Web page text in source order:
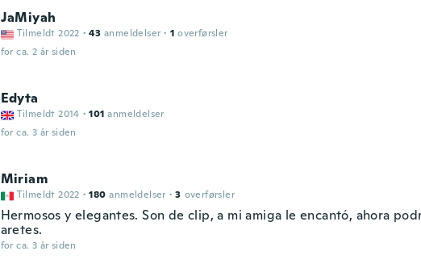
JaMiyah
Tilmeldt 2022 · 43 anmeldelser · 1 overførsler
for ca. 2 år siden
Edyta
Tilmeldt 2014 · 101 anmeldelser
for ca. 3 år siden
Miriam
Tilmeldt 2022 · 180 anmeldelser · 3 overførsler
Hermosos y elegantes. Son de clip, a mi amiga le encantó, ahora
aretes.
for ca. 3 år siden